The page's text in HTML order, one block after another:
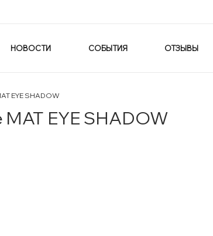
НОВОСТИ СОБЫТИЯ ОТЗЫВЫ
EYE SHADOW
MAT EYE SHADOW